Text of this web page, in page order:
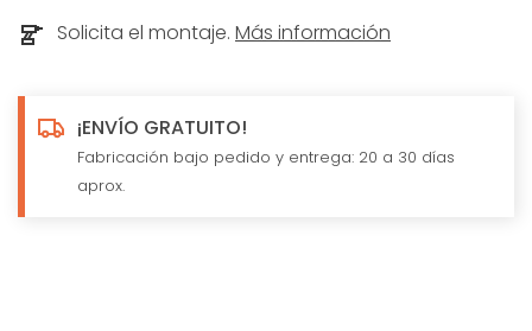
Solicita el montaje. Más información
¡ENVÍO GRATUITO!
Fabricación bajo pedido y entrega: 20 a 30 días
aprox.